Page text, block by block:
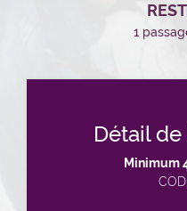
1
Détail
Minimum